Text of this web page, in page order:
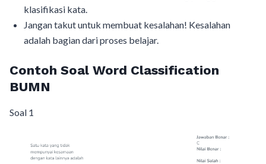
klasifikasi kata.
Jangan takut untuk membuat kesalahan! Kesalahan
adalah bagian dari proses belajar.
Contoh Soal Word Classification
BUMN
Soal 1